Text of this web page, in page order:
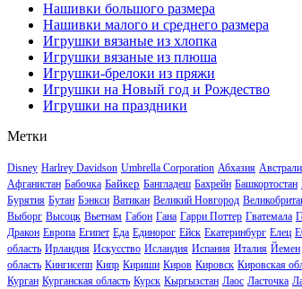
Нашивки большого размера
Нашивки малого и среднего размера
Игрушки вязаные из хлопка
Игрушки вязаные из плюша
Игрушки-брелоки из пряжи
Игрушки на Новый год и Рождество
Игрушки на праздники
Метки
Disney Harlrey Davidson Umbrella Corporation Абхазия
Афганистан Бабочка Байкер Бангладеш Бахрейн Башкортостан
Бурятия Бутан Бэнкси Ватикан Великий Новгород
Выборг Высоцк Вьетнам Габон Гана Гарри Поттер Гватемала
Дракон Европа Египет Еда Единорог Ейск Екатеринбург Елец
область Ирландия Искусство Исландия Испания Италия Йемен
область Кингисепп Кипр Кириши Киров Кировск Кировская
Курган Курганская область Курск Кыргызстан Лаос Ласточка